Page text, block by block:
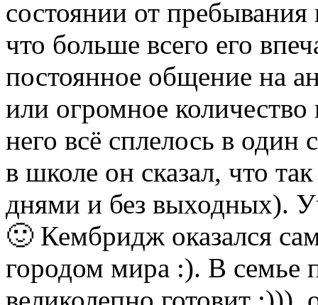
состоянии от
что больше всего его
постоянное общение на
или огромное
него всё сплелось в
в школе он сказал, что
днями и без выходных).
🙂 Кембридж оказался
городом мира :). В семье